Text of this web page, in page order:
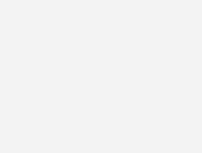
und Installation sowie der
in den Seminaren vor Ort
innerhalb der Trinkwasser-